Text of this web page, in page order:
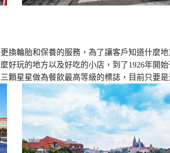
換輪胎和保養的服務，為了讓客戶知道什麼
好玩的地方以及好吃的小店，到了1926年開
顆星星做為餐飲最高等級的標誌，目前只要